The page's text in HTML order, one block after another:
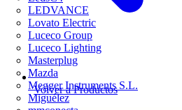
LEDVANCE
Lovato Electric
Luceco Group
Luceco Lighting
Masterplug
Mazda
Megger Instruments S.L.
Miguélez
Volver a Productos